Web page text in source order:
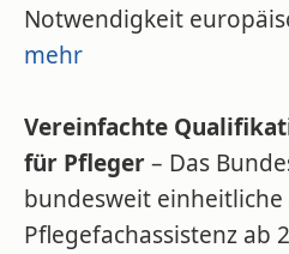
Notwendigkeit
mehr
Vereinfachte
für Pfleger– Das
bundesweit
Pflegefachassistenz ab